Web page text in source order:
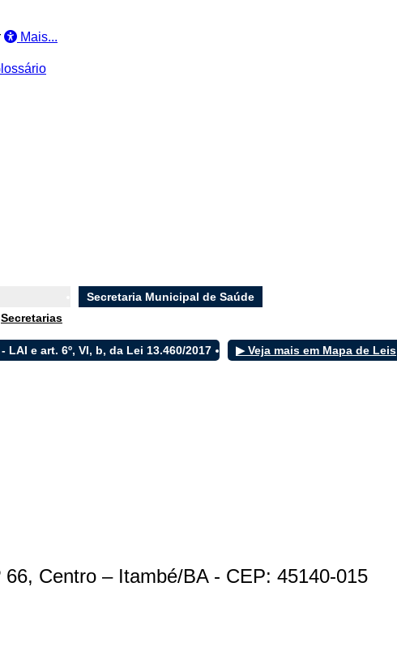
Mais...
Secretarias
Secretaria Municipal de Saúde
LAI e art. 6º, VI, b, da Lei 13.460/2017 ▶ Veja mais em Mapa de Leis
Centro – Itambé/BA - CEP: 45140-015